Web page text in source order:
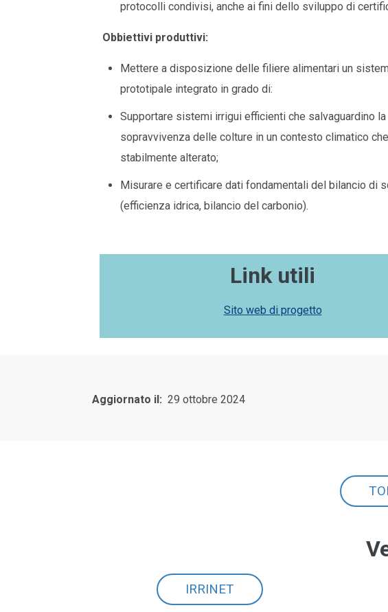
protocolli condivisi, anche ai fini dello sviluppo di
Obbiettivi produttivi:
Mettere a disposizione delle filiere alimentari un
prototipale integrato in grado di:
Supportare sistemi irrigui efficienti che salvaguardino la
sopravvivenza delle colture in un contesto climatico
stabilmente alterato;
Misurare e certificare dati fondamentali del bilancio di
(efficienza idrica, bilancio del carbonio).
Link utili
Sito web di progetto
Aggiornato il: 29 ottobre 2024
IRRINET